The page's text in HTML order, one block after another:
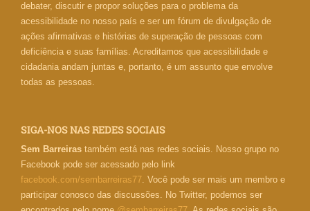
debater, discutir e propor soluções para o problema da
acessibilidade no nosso país e ser um fórum de divulgação de
ações afirmativas e histórias de superação de pessoas com
deficiência e suas famílias. Acreditamos que acessibilidade e
cidadania andam juntas e, portanto, é um assunto que envolve
todas as pessoas.
SIGA-NOS NAS REDES SOCIAIS
Sem Barreiras também está nas redes sociais. Nosso grupo no
Facebook pode ser acessado pelo link
facebook.com/sembarreiras77. Você pode ser mais um membro e
participar conosco das discussões. No Twitter, podemos ser